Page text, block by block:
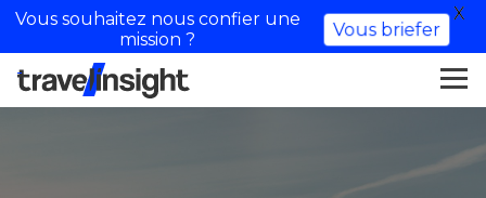
Vous souhaitez nous confier une
mission ?
Vous briefer
X